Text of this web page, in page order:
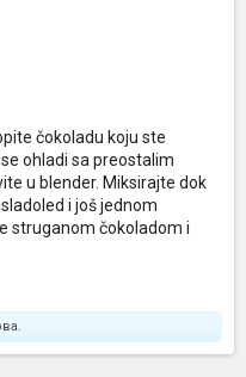
čokoladu koju ste
ohladi sa preostalim
u blender. Miksirajte dok
i još jednom
struganom čokoladom i